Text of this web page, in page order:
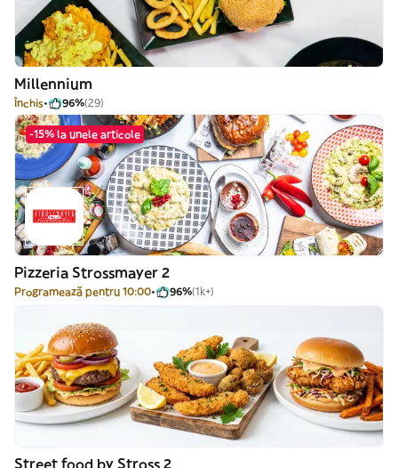
Millennium
Închis 96%(29)
-15% la unele articole
Pizzeria Strossmayer 2
Programează pentru 10:00 96%(1k+)
Street food by Stross 2